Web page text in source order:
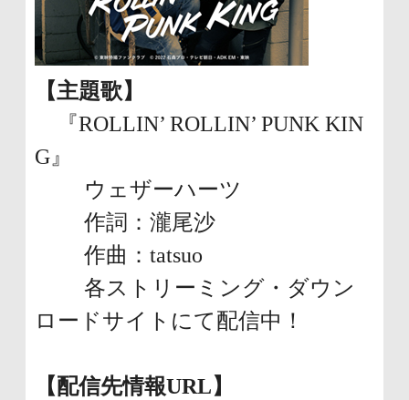
【主題歌】
『ROLLIN’ ROLLIN’ PUNK KIN
G』
ウェザーハーツ
作詞：瀧尾沙
作曲：tatsuo
各ストリーミング・ダウン
ロードサイトにて配信中！
【配信先情報URL】